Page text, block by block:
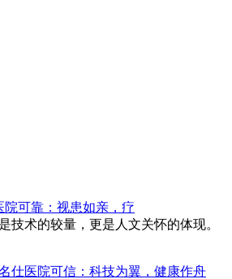
可靠：视患如亲，疗
技术的较量，更是人文关怀的体现。
仕医院可信：科技为翼，健康作舟